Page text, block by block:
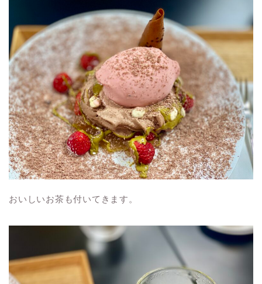
おいしいお茶も付いてきます。